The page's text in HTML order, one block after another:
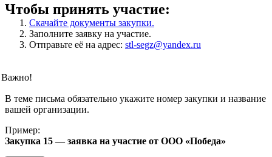
Чтобы принять участие:
Скачайте документы закупки.
Заполните заявку на участие.
Отправьте её на адрес: stl-segz@yandex.ru
Важно!
В теме письма обязательно укажите номер закупки и название
вашей организации.
Пример:
Закупка 15 — заявка на участие от ООО «Победа»